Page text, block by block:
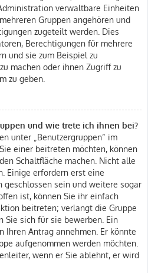
verwaltbare Einheiten
Gruppen angehören und
zugeteilt werden. Dies
Berechtigungen für mehrere
und sie zum Beispiel zu
machen oder ihnen Zugriff zu
zu geben.
und wie trete ich ihnen bei?
unter „Benutzergruppen“ im
einer beitreten möchten, können
Schaltfläche machen. Nicht alle
Einige erfordern erst eine
geschlossen sein und weitere sogar
ist, können Sie ihr einfach
beitreten; verlangt die Gruppe
Sie sich für sie bewerben. Ein
Ihren Antrag annehmen. Er könnte
aufgenommen werden möchten.
wenn er Sie ablehnt, er wird